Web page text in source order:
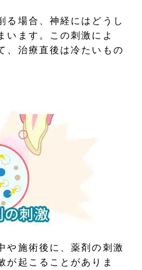
る場合、神経にはどうし
います。この刺激によ
、治療直後は冷たいもの
や施術後に、薬剤の刺激
が起こることがありま